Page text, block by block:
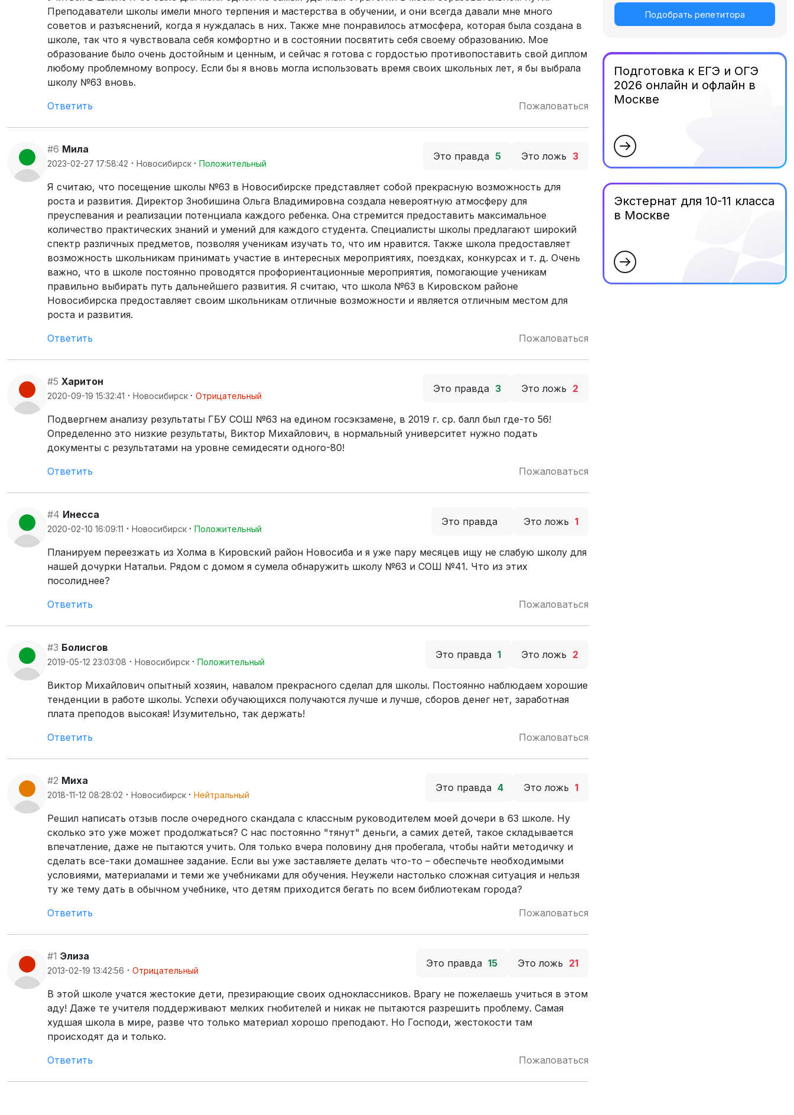
Преподаватели школы имели много терпения и мастерства в обучении, и они всегда давали мне много
советов и разъяснений, когда я нуждалась в них. Также мне понравилось атмосфера, которая была создана в
школе, так что я чувствовала себя комфортно и в состоянии посвятить себя своему образованию. Мое
образование было очень достойным и ценным, и сейчас я готова с гордостью противопоставить свой диплом
любому проблемному вопросу. Если бы я вновь могла использовать время своих школьных лет, я бы выбрала
школу №63 вновь.
Ответить
Пожаловаться
#6 Мила
2023-02-27 17:58:42 · Новосибирск · Положительный
Это правда 5 Это ложь 3
Я считаю, что посещение школы №63 в Новосибирске представляет собой прекрасную возможность для
роста и развития. Директор Знобишина Ольга Владимировна создала невероятную атмосферу для
преуспевания и реализации потенциала каждого ребенка. Она стремится предоставить максимальное
количество практических знаний и умений для каждого студента. Специалисты школы предлагают широкий
спектр различных предметов, позволяя ученикам изучать то, что им нравится. Также школа предоставляет
возможность школьникам принимать участие в интересных мероприятиях, поездках, конкурсах и т. д. Очень
важно, что в школе постоянно проводятся профориентационные мероприятия, помогающие ученикам
правильно выбирать путь дальнейшего развития. Я считаю, что школа №63 в Кировском районе
Новосибирска предоставляет своим школьникам отличные возможности и является отличным местом для
роста и развития.
Ответить
Пожаловаться
#5 Харитон
2020-09-19 15:32:41 · Новосибирск · Отрицательный
Это правда 3 Это ложь 2
Подвергнем анализу результаты ГБУ СОШ №63 на едином госэкзамене, в 2019 г. ср. балл был где-то 56!
Определенно это низкие результаты, Виктор Михайлович, в нормальный университет нужно подать
документы с результатами на уровне семидесяти одного-80!
Ответить
Пожаловаться
#4 Инесса
2020-02-10 16:09:11 · Новосибирск · Положительный
Это правда Это ложь 1
Планируем переезжать из Холма в Кировский район Новосиба и я уже пару месяцев ищу не слабую школу для
нашей дочурки Натальи. Рядом с домом я сумела обнаружить школу №63 и СОШ №41. Что из этих
посолиднее?
Ответить
Пожаловаться
#3 Болисгов
2019-05-12 23:03:08 · Новосибирск · Положительный
Это правда 1 Это ложь 2
Виктор Михайлович опытный хозяин, навалом прекрасного сделал для школы. Постоянно наблюдаем хорошие
тенденции в работе школы. Успехи обучающихся получаются лучше и лучше, сборов денег нет, заработная
плата преподов высокая! Изумительно, так держать!
Ответить
Пожаловаться
#2 Миха
2018-11-12 08:28:02 · Новосибирск · Нейтральный
Это правда 4 Это ложь 1
Решил написать отзыв после очередного скандала с классным руководителем моей дочери в 63 школе. Ну
сколько это уже может продолжаться? С нас постоянно "тянут" деньги, а самих детей, такое складывается
впечатление, даже не пытаются учить. Оля только вчера половину дня пробегала, чтобы найти методичку и
сделать все-таки домашнее задание. Если вы уже заставляете делать что-то – обеспечьте необходимыми
условиями, материалами и теми же учебниками для обучения. Неужели настолько сложная ситуация и нельзя
ту же тему дать в обычном учебнике, что детям приходится бегать по всем библиотекам города?
Ответить
Пожаловаться
#1 Элиза
2013-02-19 13:42:56 · Отрицательный
Это правда 15 Это ложь 21
В этой школе учатся жестокие дети, презирающие своих одноклассников. Врагу не пожелаешь учиться в этом
аду! Даже те учителя поддерживают мелких гнобителей и никак не пытаются разрешить проблему. Самая
худшая школа в мире, разве что только материал хорошо преподают. Но Господи, жестокости там
происходят да и только.
Ответить
Пожаловаться
Подобрать репетитора
Подготовка к ЕГЭ и ОГЭ
2026 онлайн и офлайн в
Москве
Экстернат для 10-11 класса
в Москве